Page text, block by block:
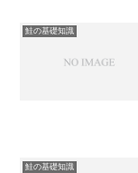
鮭の基礎知識
鮭の基礎知識